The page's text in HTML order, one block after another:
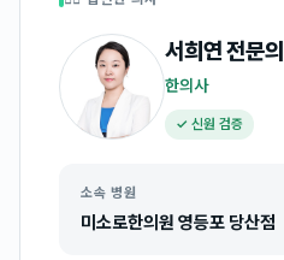
서희연전문의
한의사
✓ 신원 검증
소속 병원
미소로한의원 영등포 당산점